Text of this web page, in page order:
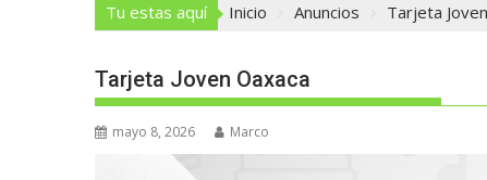
Tu estas aquí Inicio Anuncios Tarjeta
Tarjeta Joven Oaxaca
mayo 8, 2026 Marco